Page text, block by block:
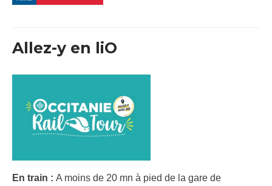
Allez-y en liO
En train : A moins de 20 mn à pied de la gare de